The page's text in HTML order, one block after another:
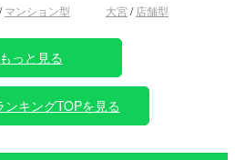
/マンション型 大宮/店舗型
もっと見る
ンキングTOPを見る